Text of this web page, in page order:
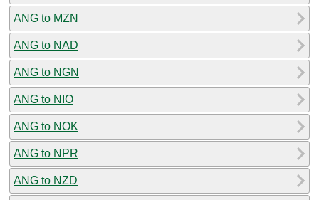
ANG to MZN
ANG to NAD
ANG to NGN
ANG to NIO
ANG to NOK
ANG to NPR
ANG to NZD